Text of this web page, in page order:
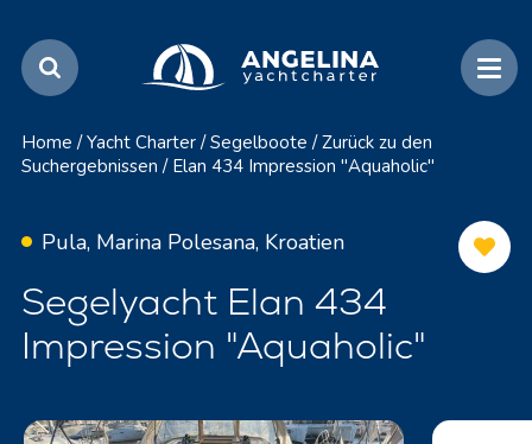
Home / Yacht Charter / Segelboote / Zurück zu den
Suchergebnissen / Elan 434 Impression "Aquaholic"
Pula, Marina Polesana, Kroatien
Segelyacht Elan 434
Impression "Aquaholic"